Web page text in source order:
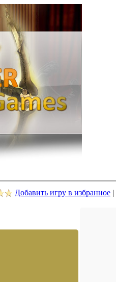
Добавить игру в избранное |